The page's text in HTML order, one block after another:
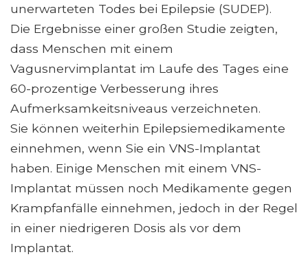
unerwarteten Todes bei Epilepsie (SUDEP).
Die Ergebnisse einer großen Studie zeigten,
dass Menschen mit einem
Vagusnervimplantat im Laufe des Tages eine
60-prozentige Verbesserung ihres
Aufmerksamkeitsniveaus verzeichneten.
Sie können weiterhin Epilepsiemedikamente
einnehmen, wenn Sie ein VNS-Implantat
haben. Einige Menschen mit einem VNS-
Implantat müssen noch Medikamente gegen
Krampfanfälle einnehmen, jedoch in der Regel
in einer niedrigeren Dosis als vor dem
Implantat.